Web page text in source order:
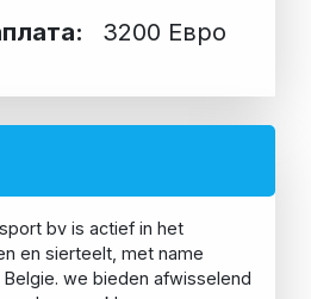
3200 Евро
bv is actief in het
en sierteelt, met name
we bieden afwisselend